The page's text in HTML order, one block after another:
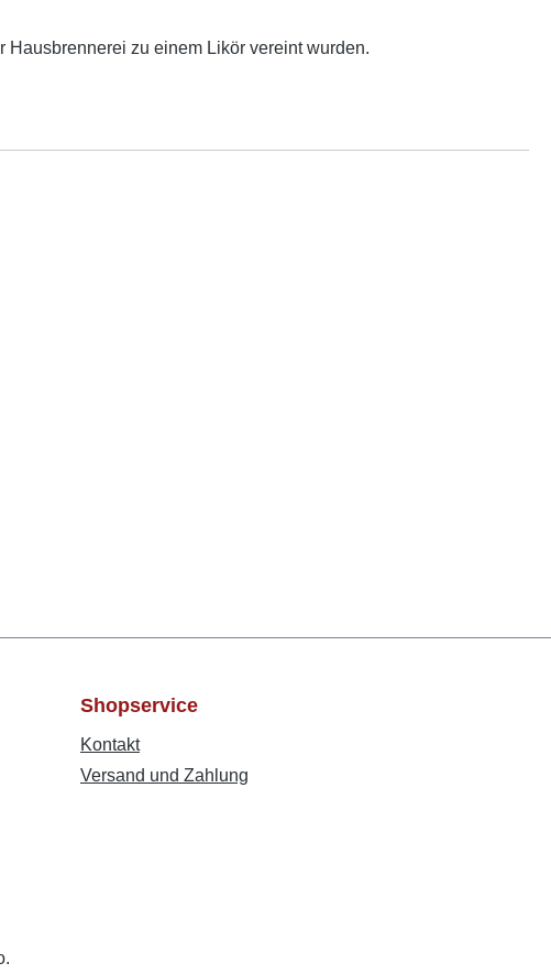
zu einem Likör vereint wurden.
Shopservice
Kontakt
Versand und Zahlung